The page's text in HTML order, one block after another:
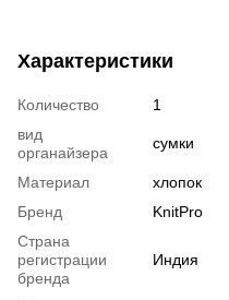
Характеристики
Количество
1
вид
органайзера
сумки
Материал
хлопок
Бренд
KnitPro
Страна
регистрации
бренда
Индия